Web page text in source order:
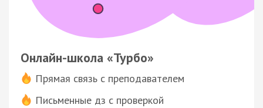
Онлайн-школа «Турбо»
Прямая связь с преподавателем
Письменные дз с проверкой